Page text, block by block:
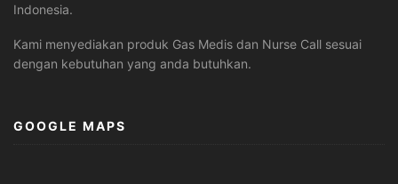
Indonesia.
Kami menyediakan produk Gas Medis dan Nurse Call sesuai
dengan kebutuhan yang anda butuhkan.
GOOGLE MAPS